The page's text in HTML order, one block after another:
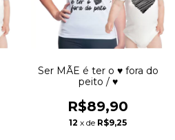
Ser MÃE é ter o ♥ fora do
peito / ♥
R$89,90
12 x de R$9,25